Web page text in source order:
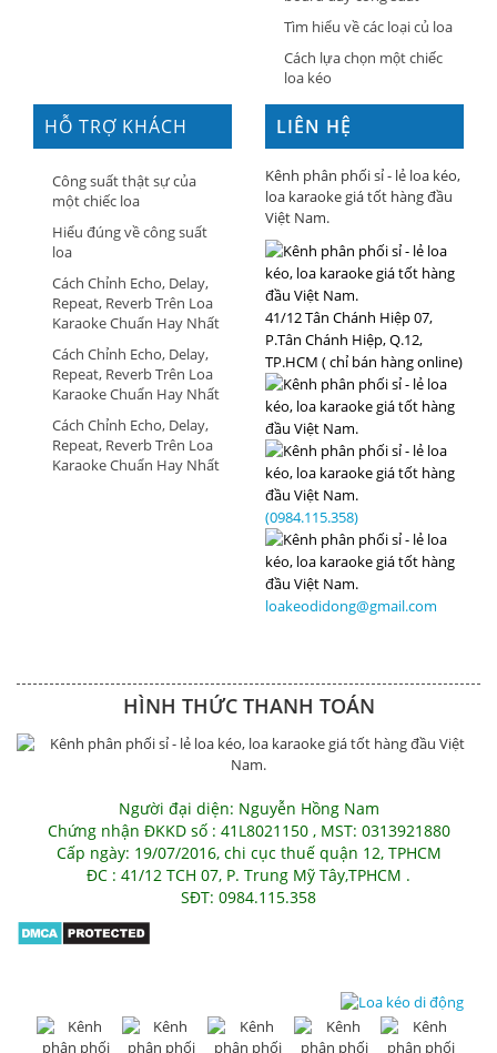
Tìm hiểu về các loại củ loa
Cách lựa chọn một chiếc
loa kéo
HỖ TRỢ KHÁCH
HÀNG
Công suất thật sự của
một chiếc loa
Hiểu đúng về công suất
loa
Cách Chỉnh Echo, Delay,
Repeat, Reverb Trên Loa
Karaoke Chuẩn Hay Nhất
Cách Chỉnh Echo, Delay,
Repeat, Reverb Trên Loa
Karaoke Chuẩn Hay Nhất
Cách Chỉnh Echo, Delay,
Repeat, Reverb Trên Loa
Karaoke Chuẩn Hay Nhất
LIÊN HỆ
Kênh phân phối sỉ - lẻ loa kéo,
loa karaoke giá tốt hàng đầu
Việt Nam.
41/12 Tân Chánh Hiệp 07,
P.Tân Chánh Hiệp, Q.12,
TP.HCM ( chỉ bán hàng online)
(0984.115.358)
loakeodidong@gmail.com
HÌNH THỨC THANH TOÁN
Người đại diện: Nguyễn Hồng Nam
Chứng nhận ĐKKD số : 41L8021150 , MST: 0313921880
Cấp ngày: 19/07/2016, chi cục thuế quận 12, TPHCM
ĐC : 41/12 TCH 07, P. Trung Mỹ Tây,TPHCM .
SĐT: 0984.115.358